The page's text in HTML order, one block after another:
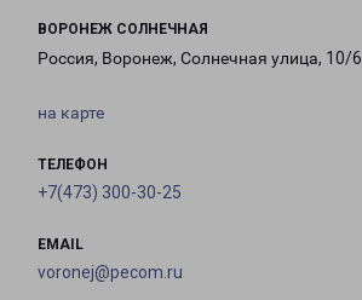
ВОРОНЕЖ СОЛНЕЧНАЯ
Россия, Воронеж, Солнечная улица, 10/6
на карте
ТЕЛЕФОН
+7(473) 300-30-25
EMAIL
voronej@pecom.ru